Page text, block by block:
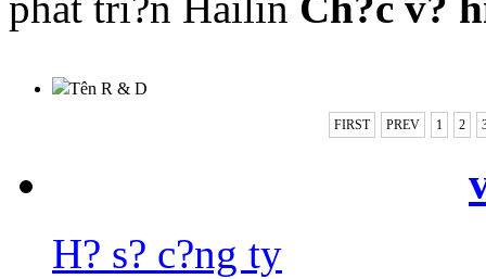
Tên R & D
FIRST PREV 1 2
H? s? c?ng ty